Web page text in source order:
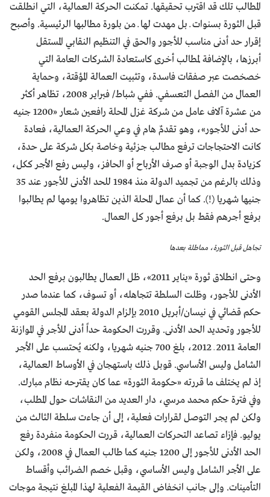
المطالب تلك قد اقترب تحقيقها. تمكنت الحركة العمالية، التي انطلقت
قبل الثورة بسنوات ــ بل مهدت لها ــ من بلورة مطالبها الرئيسية. وأصبح
إقرار حد أدنى مناسب للأجور والحق في التنظيم النقابي المستقل
أبرزها، بالإضافة لمطالب أخرى كاستعادة الشركات العامة التي
خصخصت عبر صفقات فاسدة، وتثبيت العمالة المؤقتة، وحماية
العمال من الفصل التعسفي. ففي شباط/ فبراير 2008، تظاهر أكثر
من عشرة آلاف عامل من شركة غزل المحلة رافعين شعار «1200 جنيه
حد أدنى للأجور»، وهو تقدمٌ هام في وعي الحركة العمالية، فعادة
كانت الاحتجاجات ترفع مطالب جزئية وخاصة بكل شركة على حدة،
كزيادة بدل الوجبة أو صرف الأرباح أو الحافز، وليس رفع الأجر ككل،
وذلك بالرغم من تجميد الدولة منذ 1984 للحد الأدنى للأجور عند 35
جنيها شهريا (!). كما أن عمال المحلة الذين تظاهروا يومها لم يطالبوا
برفع أجرهم فقط بل برفع أجور كل العمال.
تجاهل قبل الثورة، مماطلة بعدها
وحتى انطلاق ثورة «يناير 2011»، ظل العمال يطالبون برفع الحد
الأدنى للأجور، وظلت السلطة تتجاهله، أو تسوف، كما عندما صدر
حكم قضائي في نيسان/أبريل 2010 بإلزام الدولة بعقد المجلس القومي
للأجور وتحديد الحد الأدنى. وقررت الحكومة حداً أدنى للأجر في الموازنة
العامة 2011 ـ 2012، بلغ 700 جنيه شهريا، ولكنه يُحتسب على الأجر
الشامل وليس الأساسي. قوبل ذلك باستهجان في الأوساط العمالية،
إذ لم يختلف ما قررته «حكومة الثورة» عما كان يقترحه نظام مبارك.
وفي فترة حكم محمد مرسي، دار العديد من النقاشات حول المطلب،
ولكن لم يجر التوصل لقرارات فعلية، إلى أن جاءت سلطة الثالث من
يوليو. فإزاء تصاعد التحركات العمالية، قررت الحكومة منفردة رفع
الحد الأدنى للأجور إلى 1200 جنيه كما طالب العمال في 2008، ولكن
على الأجر الشامل وليس الأساسي، وقبل خصم الضرائب وأقساط
التأمينات. وإلى جانب انخفاض القيمة الفعلية لهذا المبلغ نتيجة موجات